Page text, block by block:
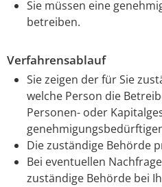
Sie müssen eine
betreiben.
Verfahrensablauf
Sie zeigen der für Sie
welche Person die
Personen- oder
Die zuständige Behörde
Bei eventuellen
zuständige Behörde bei